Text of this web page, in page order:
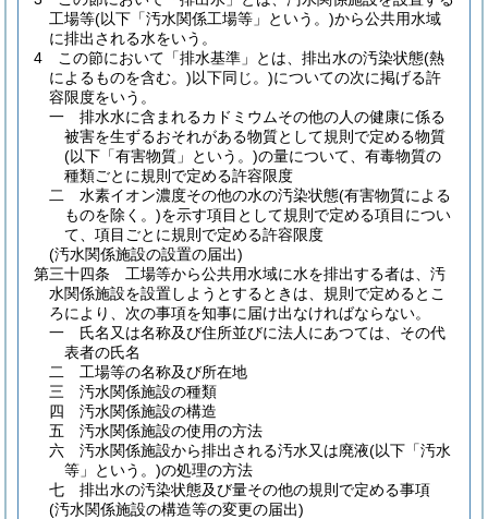
工場等(以下「汚水関係工場等」という。)から公共用水域
に排出される水をいう。
4
この節において「排水基準」とは、排出水の汚染状態(熱
によるものを含む。)以下同じ。 )についての次に掲げる許
容限度をいう。
一
排水水に含まれるカドミウムその他の人の健康に係る
被害を生ずるおそれがある物質として規則で定める物質
(以下「有害物質」という。)の量について、有毒物質の
種類ごとに規則で定める許容限度
二
水素イオン濃度その他の水の汚染状態(有害物質による
ものを除く。)を示す項目として規則で定める項目につい
て、項目ごとに規則で定める許容限度
(汚水関係施設の設置の届出)
第三十四条
工場等から公共用水域に水を排出する者は、汚
水関係施設を設置しようとするときは、規則で定めるとこ
ろにより、次の事項を知事に届け出なければならない。
一
氏名又は名称及び住所並びに法人にあつては、その代
表者の氏名
二
工場等の名称及び所在地
三
汚水関係施設の種類
四
汚水関係施設の構造
五
汚水関係施設の使用の方法
六
汚水関係施設から排出される汚水又は廃液(以下「汚水
等」という。)の処理の方法
七
排出水の汚染状態及び量その他の規則で定める事項
(汚水関係施設の構造等の変更の届出)